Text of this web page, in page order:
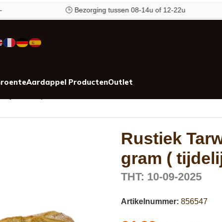
🕒 Bezorging tussen 08-14u of 12-22u
Aardappel ProductenOutlet
Rustiek
gram (
THT: 10-09-2025
Artikelnummer: 856547